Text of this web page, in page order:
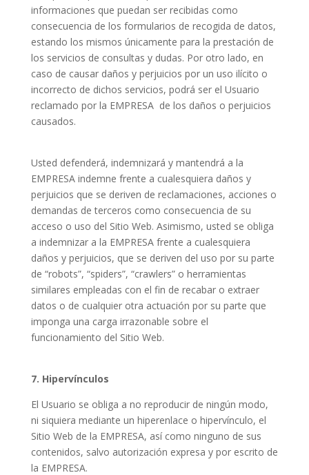
informaciones que puedan ser recibidas como
consecuencia de los formularios de recogida de datos,
estando los mismos únicamente para la prestación de
los servicios de consultas y dudas. Por otro lado, en
caso de causar daños y perjuicios por un uso ilícito o
incorrecto de dichos servicios, podrá ser el Usuario
reclamado por la EMPRESA de los daños o perjuicios
causados.
Usted defenderá, indemnizará y mantendrá a la
EMPRESA indemne frente a cualesquiera daños y
perjuicios que se deriven de reclamaciones, acciones o
demandas de terceros como consecuencia de su
acceso o uso del Sitio Web. Asimismo, usted se obliga
a indemnizar a la EMPRESA frente a cualesquiera
daños y perjuicios, que se deriven del uso por su parte
de “robots”, “spiders”, “crawlers” o herramientas
similares empleadas con el fin de recabar o extraer
datos o de cualquier otra actuación por su parte que
imponga una carga irrazonable sobre el
funcionamiento del Sitio Web.
7. Hipervínculos
El Usuario se obliga a no reproducir de ningún modo,
ni siquiera mediante un hiperenlace o hipervínculo, el
Sitio Web de la EMPRESA, así como ninguno de sus
contenidos, salvo autorización expresa y por escrito de
la EMPRESA.